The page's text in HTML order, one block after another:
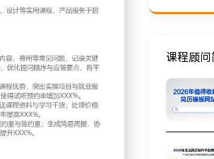
企业建立就业推荐合
；使用标准问答库解
判断学员意向等级，
答要点，将平均通话
课程顾